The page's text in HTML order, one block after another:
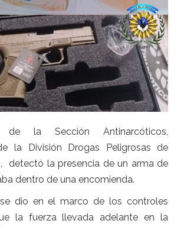
de la Sección Antinarcóticos,
la División Drogas Peligrosas de
detectó la presencia de un arma de
dentro de una encomienda.
dio en el marco de los controles
la fuerza llevada adelante en la